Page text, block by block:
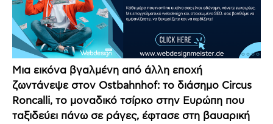
Μια εικόνα βγαλμένη από άλλη εποχή
ζωντάνεψε στον Ostbahnhof: το διάσημο Circus
Roncalli, το μοναδικό τσίρκο στην Ευρώπη που
ταξιδεύει πάνω σε ράγες, έφτασε στη βαυαρική